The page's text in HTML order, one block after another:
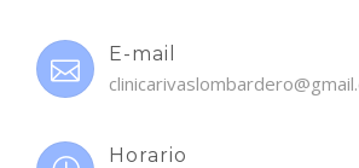
E-mail
Horario